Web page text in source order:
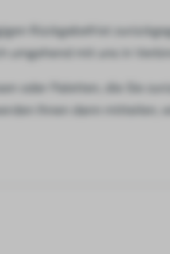
Rückgabefrist
mit uns in
oder Paletten, die Sie
Ihnen dann mitteilen,